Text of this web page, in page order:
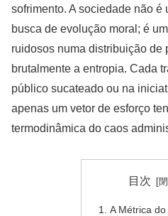
sofrimento. A sociedade não é
busca de evolução moral; é
ruidosos numa distribuição de
brutalmente a entropia. Cada
público sucateado ou na
apenas um vetor de esforço
termodinâmica do caos
目次
A Métrica